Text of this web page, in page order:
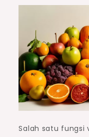
Salah satu fungsi